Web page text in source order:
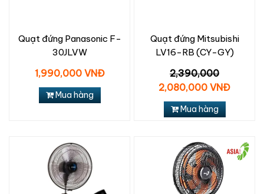
Quạt đứng Panasonic F-
30JLVW
1,990,000 VNĐ
Mua hàng
Quạt đứng Mitsubishi
LV16-RB (CY-GY)
2,390,000
2,080,000 VNĐ
Mua hàng